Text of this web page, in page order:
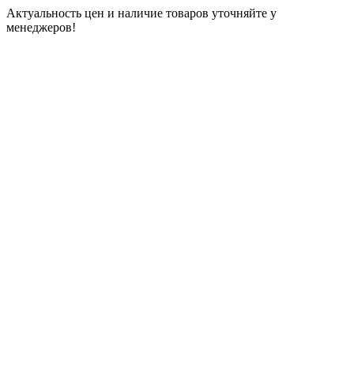
Актуальность цен и наличие товаров уточняйте у
менеджеров!